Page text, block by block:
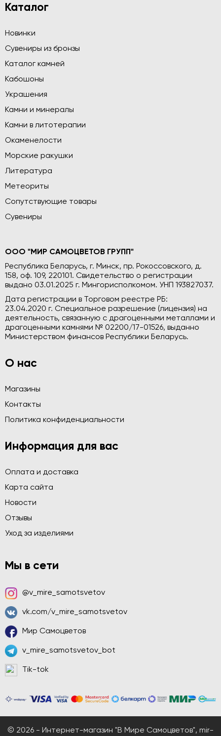
Каталог
Новинки
Сувениры из бронзы
Каталог камней
Кабошоны
Украшения
Камни и минералы
Камни в литотерапии
Окаменелости
Морские ракушки
Литература
Метеориты
Сопутствующие товары
Сувениры
ООО "МИР САМОЦВЕТОВ ГРУПП"
Республика Беларусь, г. Минск, пр. Рокоссовского, д.
158, оф. 109, 220101. Свидетельство о регистрации
выдано 03.01.2025 г. Мингорисполкомом. УНП 193827037.
Дата регистрации в Торговом реестре РБ:
23.04.2020 г. Специальное разрешение (лицензия) на
деятельность, связанную с драгоценными металлами и
драгоценными камнями № 02200/17-01526, выданно
Министерством финансов Республики Беларусь.
О нас
Магазины
Контакты
Политика конфиденциальности
Информация для вас
Оплата и доставка
Карта сайта
Новости
Отзывы
Уход за изделиями
Мы в сети
@v_mire_samotsvetov
vk.com/v_mire_samotsvetov
Мир Самоцветов
v_mire_samotsvetov_bot
Tik-tok
© 2026 - Интернет-магазин "В Мире Самоцветов", mir-